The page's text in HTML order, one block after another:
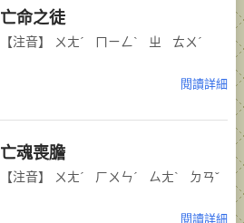
亡命之徒
【注音】 ㄨㄤˊ ㄇㄧㄥˋ ㄓ ㄊㄨˊ
閱讀詳細
亡魂喪膽
【注音】 ㄨㄤˊ ㄏㄨㄣˊ ㄙㄤˋ ㄉㄢˇ
閱讀詳細